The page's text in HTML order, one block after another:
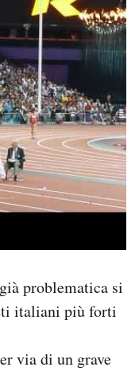
problematica si
italiani più forti
via di un grave